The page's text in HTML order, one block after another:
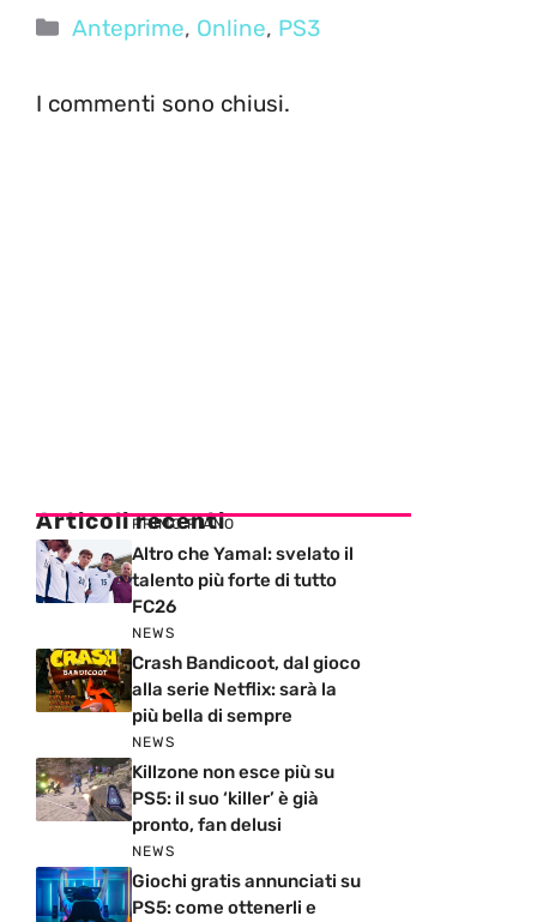
Categorie
Anteprime, Online, PS3
I commenti sono chiusi.
Articoli recenti
PRIMO PIANO
Altro che Yamal: svelato il
talento più forte di tutto
FC26
NEWS
Crash Bandicoot, dal gioco
alla serie Netflix: sarà la
più bella di sempre
NEWS
Killzone non esce più su
PS5: il suo ‘killer’ è già
pronto, fan delusi
NEWS
Giochi gratis annunciati su
PS5: come ottenerli e